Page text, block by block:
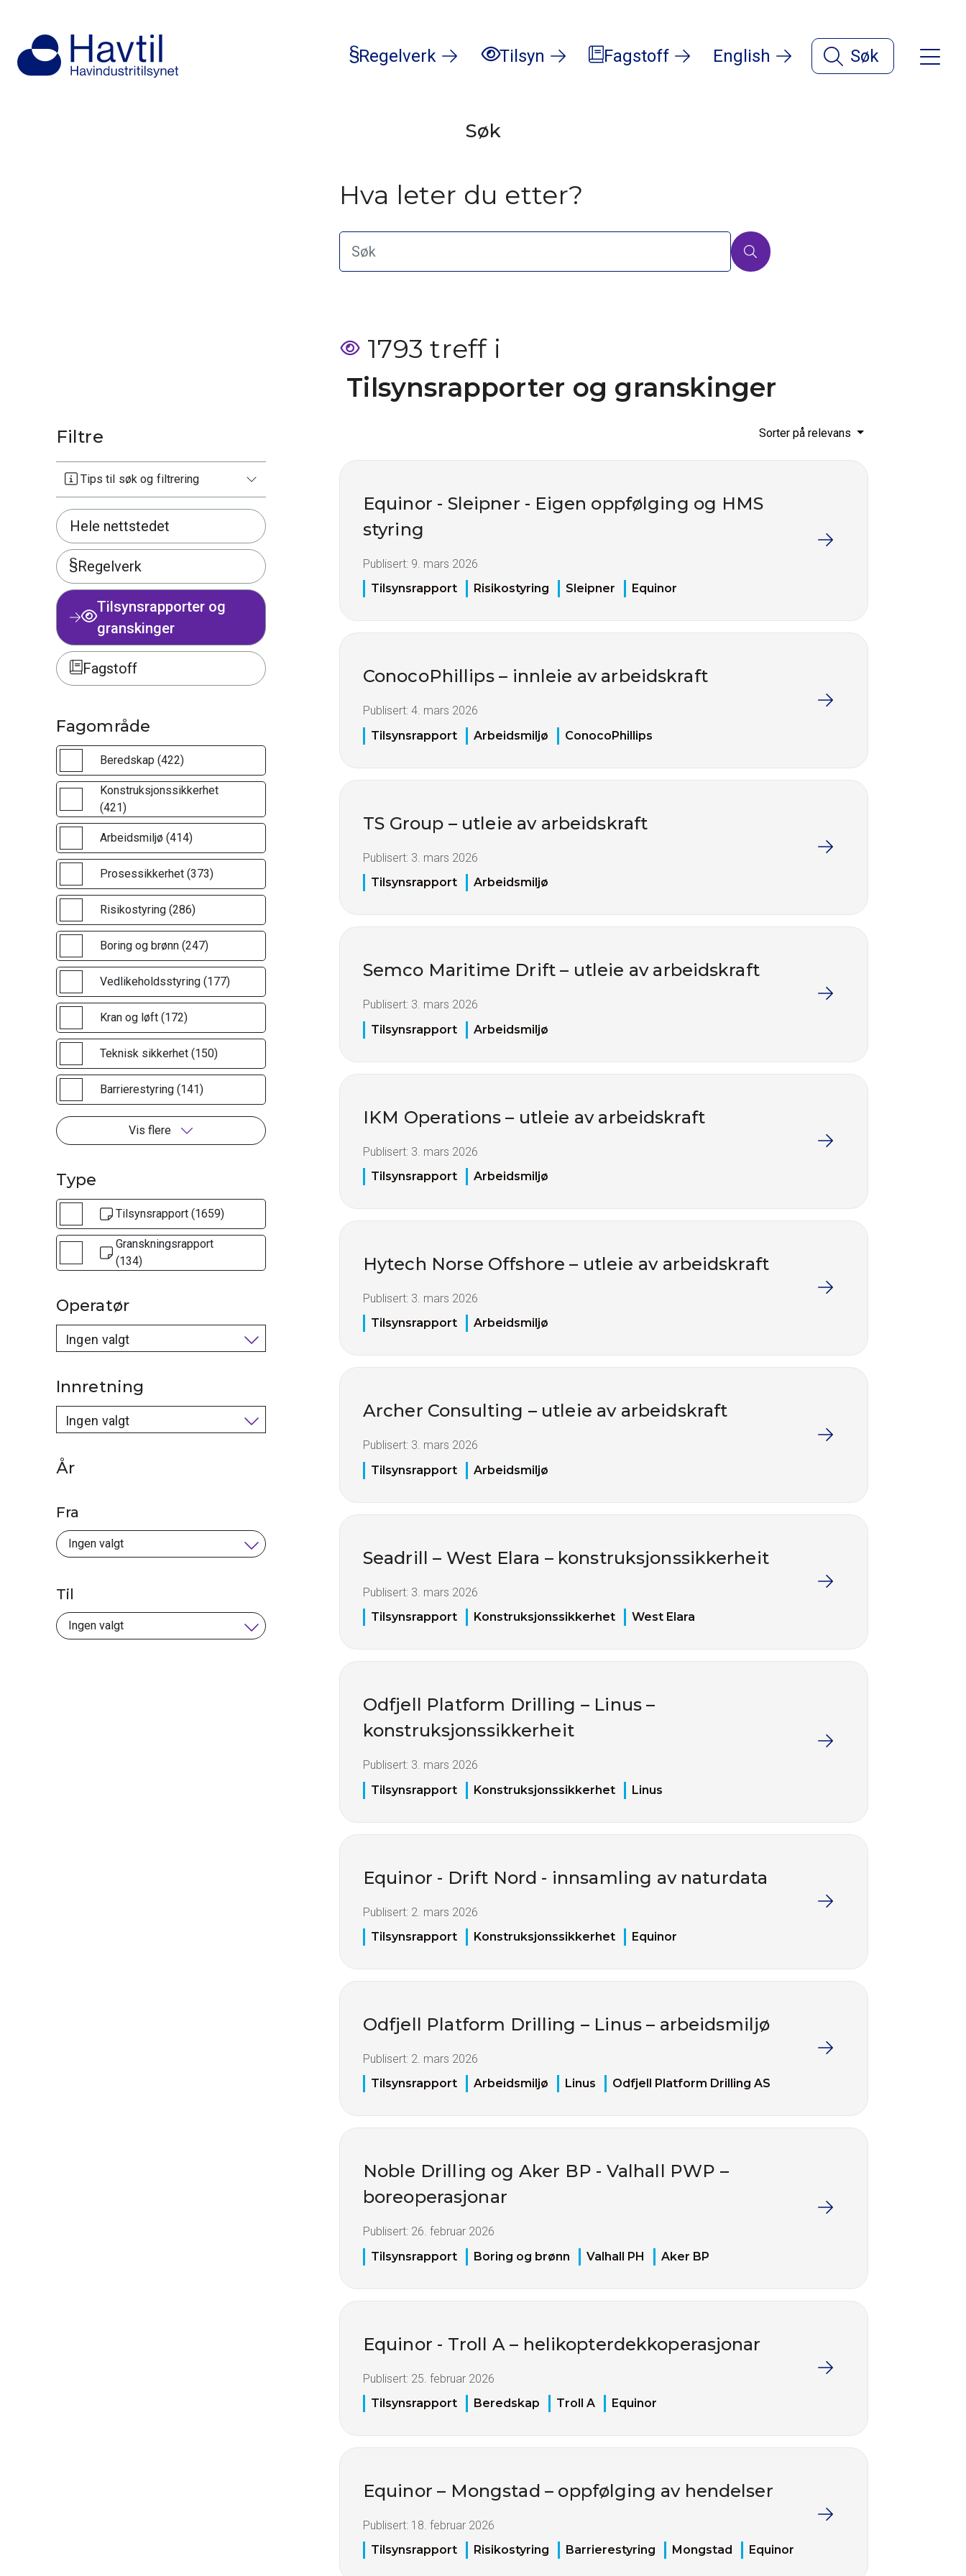
Regelverk Tilsyn Fagstoff English Søk
Søk
Hva leter du etter?
1793 treff i
Tilsynsrapporter og granskinger
Filtre
Tips til søk og filtrering
Hele nettstedet
Regelverk
Tilsynsrapporter og
granskinger
Fagstoff
Fagområde
Beredskap (422)
Konstruksjonssikkerhet
(421)
Arbeidsmiljø (414)
Prosessikkerhet (373)
Risikostyring (286)
Boring og brønn (247)
Vedlikeholdsstyring (177)
Kran og løft (172)
Teknisk sikkerhet (150)
Barrierestyring (141)
Vis flere
Type
Tilsynsrapport (1659)
Granskningsrapport
(134)
Operatør
Ingen valgt
Innretning
Ingen valgt
År
Fra
Til
Sorter på relevans
Equinor - Sleipner - Eigen oppfølging og HMS
styring
Publisert: 9. mars 2026
Tilsynsrapport
Risikostyring Sleipner Equinor
ConocoPhillips – innleie av arbeidskraft
Publisert: 4. mars 2026
Tilsynsrapport
Arbeidsmiljø ConocoPhillips
TS Group – utleie av arbeidskraft
Publisert: 3. mars 2026
Tilsynsrapport
Arbeidsmiljø
Semco Maritime Drift – utleie av arbeidskraft
Publisert: 3. mars 2026
Tilsynsrapport
Arbeidsmiljø
IKM Operations – utleie av arbeidskraft
Publisert: 3. mars 2026
Tilsynsrapport
Arbeidsmiljø
Hytech Norse Offshore – utleie av arbeidskraft
Publisert: 3. mars 2026
Tilsynsrapport
Arbeidsmiljø
Archer Consulting – utleie av arbeidskraft
Publisert: 3. mars 2026
Tilsynsrapport
Arbeidsmiljø
Seadrill – West Elara – konstruksjonssikkerheit
Publisert: 3. mars 2026
Tilsynsrapport
Konstruksjonssikkerhet West Elara
Odfjell Platform Drilling – Linus –
konstruksjonssikkerheit
Publisert: 3. mars 2026
Tilsynsrapport
Konstruksjonssikkerhet Linus
Equinor - Drift Nord - innsamling av naturdata
Publisert: 2. mars 2026
Tilsynsrapport
Konstruksjonssikkerhet Equinor
Odfjell Platform Drilling – Linus – arbeidsmiljø
Publisert: 2. mars 2026
Tilsynsrapport
Arbeidsmiljø Linus Odfjell Platform Drilling AS
Noble Drilling og Aker BP - Valhall PWP –
boreoperasjonar
Publisert: 26. februar 2026
Tilsynsrapport
Boring og brønn Valhall PH Aker BP
Equinor - Troll A – helikopterdekkoperasjonar
Publisert: 25. februar 2026
Tilsynsrapport
Beredskap Troll A Equinor
Equinor – Mongstad – oppfølging av hendelser
Publisert: 18. februar 2026
Tilsynsrapport
Risikostyring Barrierestyring Mongstad Equinor